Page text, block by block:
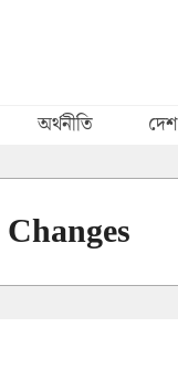
অর্থনীতি দেশ